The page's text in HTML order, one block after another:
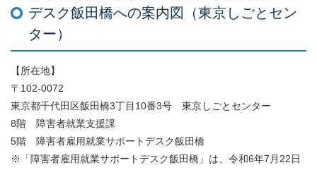
デスク飯田橋への案内図（東京しごとセン
ター）
【所在地】
〒102-0072
東京都千代田区飯田橋3丁目10番3号 東京しごとセンター
8階 障害者就業支援課
5階 障害者雇用就業サポートデスク飯田橋
※「障害者雇用就業サポートデスク飯田橋」は、令和6年7月22日